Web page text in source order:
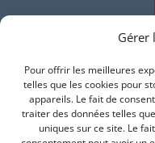
Gérer
Pour offrir les meilleures
telles que les cookies pour
appareils. Le fait de
traiter des données telles
uniques sur ce site. Le